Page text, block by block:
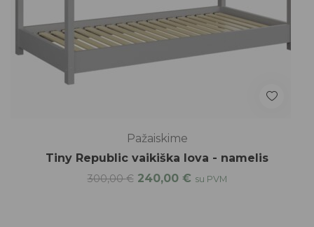
Pažaiskime
Tiny Republic vaikiška lova - namelis
300,00€ 240,00 € su PVM